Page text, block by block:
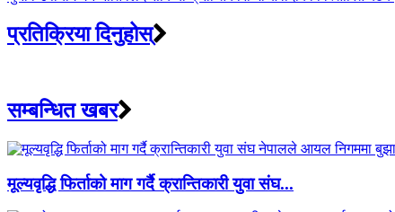
प्रतिक्रिया दिनुहोस्
सम्बन्धित खबर
मूल्यवृद्धि फिर्ताको माग गर्दै क्रान्तिकारी युवा संघ...